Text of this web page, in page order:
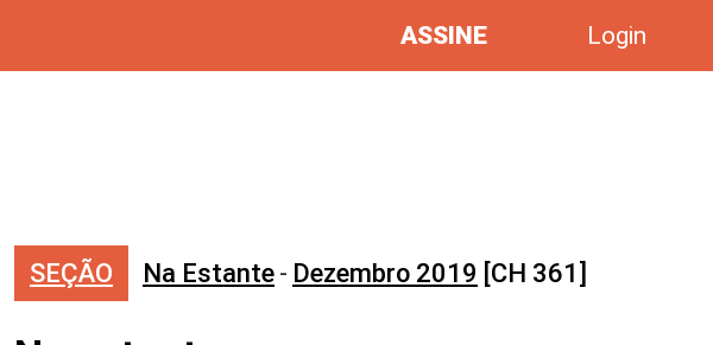
ASSINE Login
SEÇÃO Na Estante - Dezembro 2019 [CH 361]